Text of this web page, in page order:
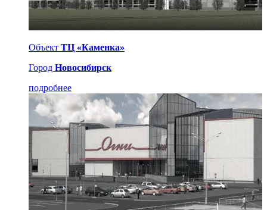
Объект ТЦ «Каменка»
Город Новосибирск
подробнее